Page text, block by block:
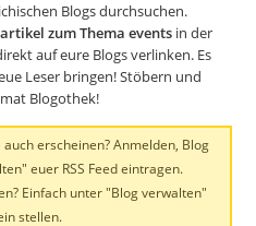
Blogs durchsuchen.
zum Thema events in der
auf eure Blogs verlinken. Es
Leser bringen! Stöbern und
Blogothek!
erscheinen? Anmelden, Blog
euer RSS Feed eintragen.
Einfach unter "Blog verwalten"
stellen.